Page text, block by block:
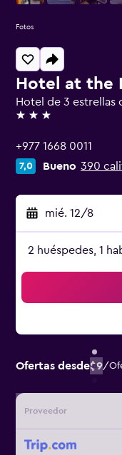
Hotel at the
Hotel de 3 estrellas
3 estrellas
+977 1668 0011
7,0 Bueno 390
mié. 12/8
2 huéspedes, 1
Ofertas desde$9/
Proveedor
Fotos